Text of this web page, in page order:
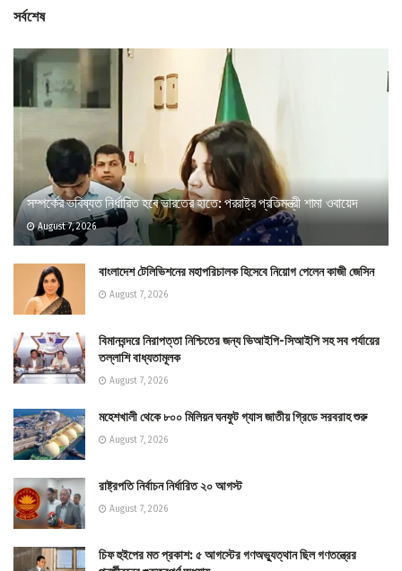
সর্বশেষ
সম্পর্কের ভবিষ্যত নির্ধারিত হবে ভারতের হাতে: পররাষ্ট্র প্রতিমন্ত্রী শামা ওবায়েদ
August 7, 2026
বাংলাদেশ টেলিভিশনের মহাপরিচালক হিসেবে নিয়োগ পেলেন কাজী জেসিন
August 7, 2026
বিমানবন্দরে নিরাপত্তা নিশ্চিতের জন্য ভিআইপি-সিআইপি সহ সব পর্যায়ের
তল্লাশি বাধ্যতামূলক
August 7, 2026
মহেশখালী থেকে ৮০০ মিলিয়ন ঘনফুট গ্যাস জাতীয় গ্রিডে সরবরাহ শুরু
August 7, 2026
রাষ্ট্রপতি নির্বাচন নির্ধারিত ২০ আগস্ট
August 7, 2026
চিফ হুইপের মত প্রকাশ: ৫ আগস্টের গণঅভ্যুত্থান ছিল গণতন্ত্রের